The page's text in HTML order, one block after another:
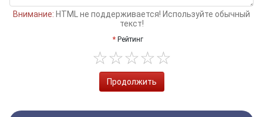
Внимание: HTML не поддерживается! Используйте обычный
текст!
Рейтинг
Продолжить